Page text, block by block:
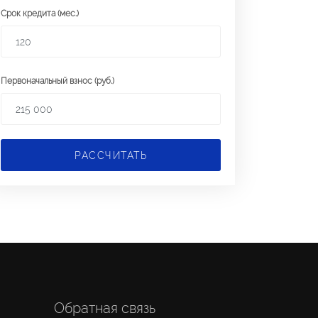
Срок кредита (мес.)
Первоначальный взнос (руб.)
РАССЧИТАТЬ
Обратная связь